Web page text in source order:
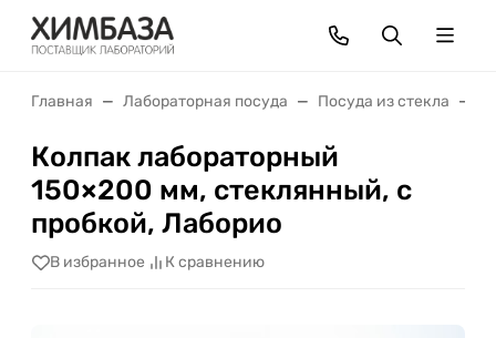
Главная Лабораторная посуда Посуда из стекла
Колпак лабораторный
150×200 мм, стеклянный, с
пробкой, Лаборио
В избранное К сравнению